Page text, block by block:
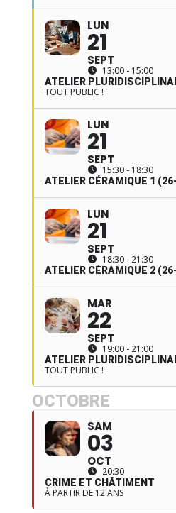
LUN
21
SEPT
13:00 - 15:00
ATELIER
TOUT PUBLIC !
LUN
21
SEPT
15:30 - 18:30
ATELIER CÉRAMIQUE 1
LUN
21
SEPT
18:30 - 21:30
ATELIER CÉRAMIQUE 2
MAR
22
SEPT
19:00 - 21:00
ATELIER
TOUT PUBLIC !
OCTOBRE
SAM
03
OCT
20:30
CRIME ET CHÂTIMENT
À PARTIR DE 12 ANS